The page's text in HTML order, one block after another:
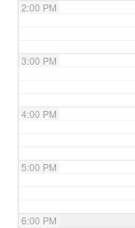
2:00 PM
3:00 PM
4:00 PM
5:00 PM
6:00 PM